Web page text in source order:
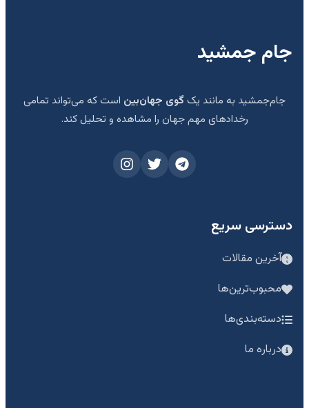
جام جمشید
جام‌جمشید به مانند یک گوی جهان‌بین است که می‌تواند تمامی
رخدادهای مهم جهان را مشاهده و تحلیل کند.
دسترسی سریع
آخرین مقالات
محبوب‌ترین‌ها
دسته‌بندی‌ها
درباره ما